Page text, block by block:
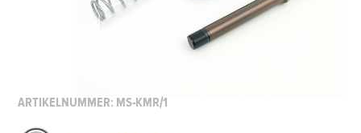
ARTIKELNUMMER: MS-KMR/1